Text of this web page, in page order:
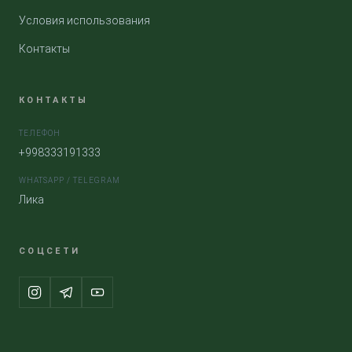
Условия использования
Контакты
КОНТАКТЫ
ТЕЛЕФОН
+998333191333
WHATSAPP / TELEGRAM
Лика
СОЦСЕТИ